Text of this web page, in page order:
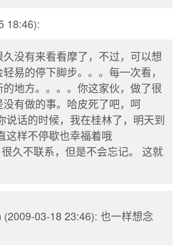
18:46):
没有来看看摩了，不过，可以想
易的停下脚步。。。每一次看，
地方。。。。你这家伙，做了很
有做的事。哈皮死了吧，呵
话的时候，我在桂林了，明天到
这样不停歇也幸福着哦
不联系，但是不会忘记。 这就
(2009-03-18 23:46): 也一样想念